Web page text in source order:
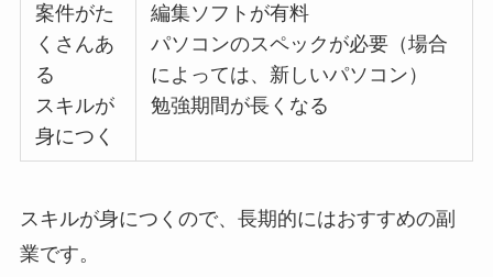
案件がた
くさんあ
る
スキルが
身につく
編集ソフトが有料
パソコンのスペックが必要（場合
によっては、新しいパソコン）
勉強期間が長くなる
スキルが身につくので、長期的にはおすすめの副
業です。